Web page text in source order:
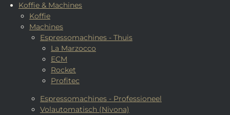
Koffie & Machines
Koffie
Machines
Espressomachines - Thuis
La Marzocco
ECM
Rocket
Profitec
Espressomachines - Professioneel
Volautomatisch (Nivona)